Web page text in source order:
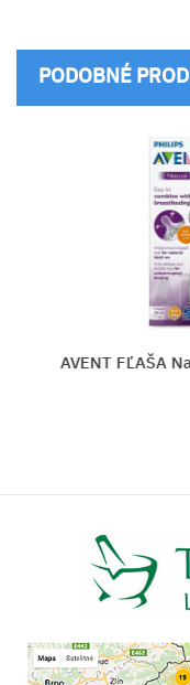
PODOBNÉ
FĽAŠA Natural